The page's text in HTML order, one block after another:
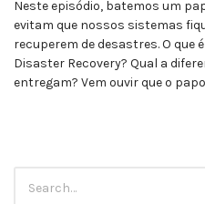
Neste episódio, batemos um
evitam que nossos sistemas
recuperem de desastres. O que
Disaster Recovery? Qual a
entregam? Vem ouvir que o
for: